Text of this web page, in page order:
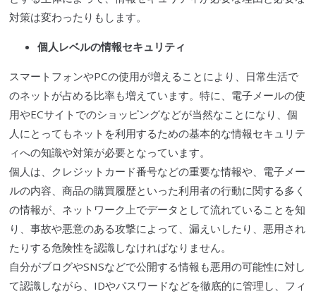
対策は変わったりもします。
個人レベルの情報セキュリティ
スマートフォンやPCの使用が増えることにより、日常生活で
のネットが占める比率も増えています。特に、電子メールの使
用やECサイト でのショッピングなどが当然なことになり、個
人にとってもネットを利用するための基本的な情報セキュリテ
ィへの知識や対策が必要となっています。
個人は、クレジットカード番号などの重要な情報や、電子メー
ルの内容、商品の購買履歴といった利用者の行動に関する多く
の情報が、ネットワーク上でデータとして流れていることを知
り、事故や悪意のある攻撃によって、漏えいしたり、悪用され
たりする危険性を認識しなければなりません。
自分がブログやSNSなどで公開する情報も悪用の可能性に対し
て認識しながら、IDやパスワードなどを徹底的に管理し、 フィ